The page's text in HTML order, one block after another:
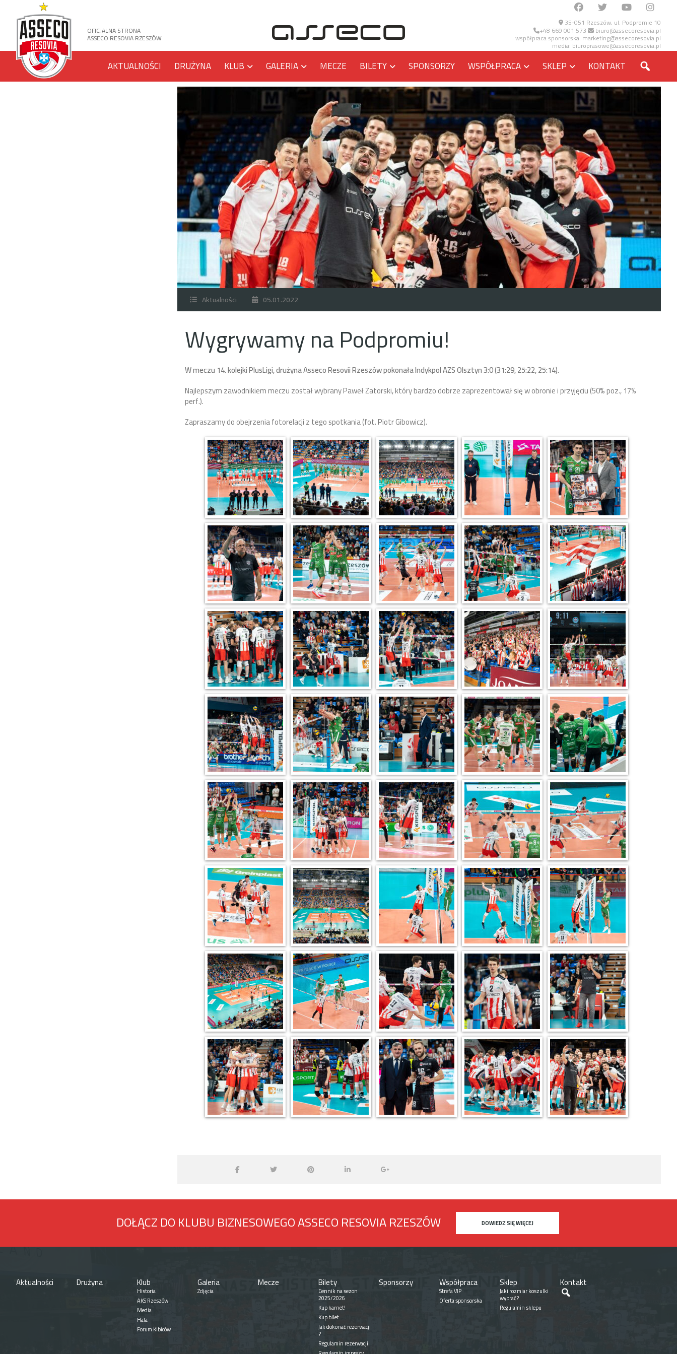
35-051 Rzeszów, ul. Podpromie 10
+48 669 001 573 biuro@assecoresovia.pl
współpraca sponsorska: marketing@assecoresovia.pl
media: biuroprasowe@assecoresovia.pl
OFICJALNA STRONA
ASSECO RESOVIA RZESZÓW
AKTUALNOŚCI DRUŻYNA KLUB GALERIA MECZE BILETY SPONSORZY WSPÓŁPRACA SKLEP KONTAKT
Aktualności 05.01.2022
Wygrywamy na Podpromiu!
W meczu 14. kolejki PlusLigi, drużyna Asseco Resovii Rzeszów pokonała Indykpol AZS Olsztyn 3:0 (31:29, 25:22, 25:14).
Najlepszym zawodnikiem meczu został wybrany Paweł Zatorski, który bardzo dobrze zaprezentował się w obronie i przyjęciu (50% poz., 17%
perf.).
Zapraszamy do obejrzenia fotorelacji z tego spotkania (fot. Piotr Gibowicz).
DOŁĄCZ DO KLUBU BIZNESOWEGO ASSECO RESOVIA RZESZÓW DOWIEDZ SIĘ WIĘCEJ
Aktualności Drużyna Klub
Historia
AKS Rzeszów
Media
Hala
Forum Kibiców
Galeria
Zdjęcia
Mecze Bilety
Cennik na sezon
2025/2026
Kup karnet!
Kup bilet
Jak dokonać rezerwacji
?
Regulamin rezerwacji
Sponsorzy Współpraca
Strefa VIP
Oferta sponsorska
Sklep
Jaki rozmiar koszulki
wybrać?
Regulamin sklepu
Kontakt